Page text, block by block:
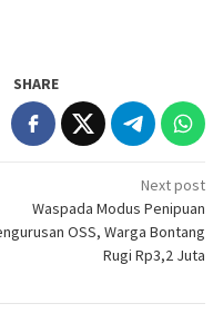
SHARE
Next post
Waspada Modus Penipuan
OSS, Warga Bontang
Rugi Rp3,2 Juta